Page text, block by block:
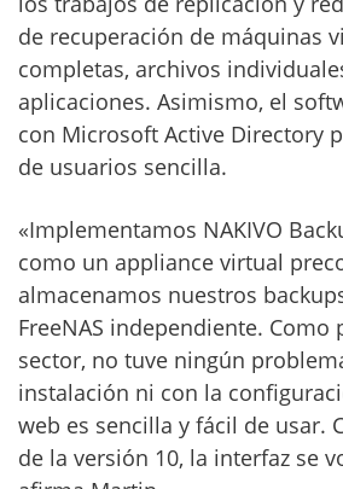
de recuperación de máquinas
completas, archivos
aplicaciones. Asimismo, el
con Microsoft Active Directory
de usuarios sencilla.
«Implementamos NAKIVO
como un appliance virtual
almacenamos nuestros
FreeNAS independiente. Como
sector, no tuve ningún
instalación ni con la
web es sencilla y fácil de usar.
de la versión 10, la interfaz se